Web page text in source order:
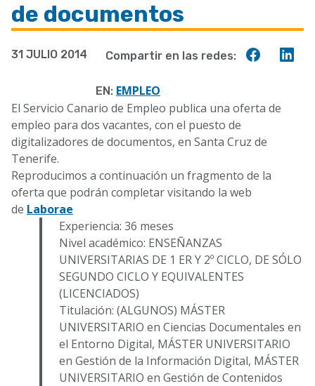
a
la
navegación
de documentos
31 JULIO 2014 Compartir en las redes:
EN: EMPLEO
El Servicio Canario de Empleo publica una oferta de
empleo para dos vacantes, con el puesto de
digitalizadores de documentos, en Santa Cruz de
Tenerife.
Reproducimos a continuación un fragmento de la
oferta que podrán completar visitando la web
de Laborae
Experiencia: 36 meses
Nivel académico: ENSEÑANZAS
UNIVERSITARIAS DE 1 ER Y 2º CICLO, DE SÓLO
SEGUNDO CICLO Y EQUIVALENTES
(LICENCIADOS)
Titulación: (ALGUNOS) MÁSTER
UNIVERSITARIO en Ciencias Documentales en
el Entorno Digital, MÁSTER UNIVERSITARIO
en Gestión de la Información Digital, MÁSTER
UNIVERSITARIO en Gestión de Contenidos